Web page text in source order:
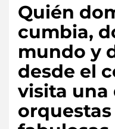
Quién
cumbia,
mundo y
desde el
visita una